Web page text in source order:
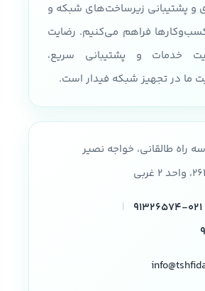
و پشتیبانی زیرساخت‌های شبکه و
فراهم می‌کنیم. رضایت
خدمات و پشتیبانی سریع،
ما در تجهیز شبکه فیدار است.
راه طالقانی، خواجه نصیر
۰۲۱-۹۱۳۲۶۵۷۴
|